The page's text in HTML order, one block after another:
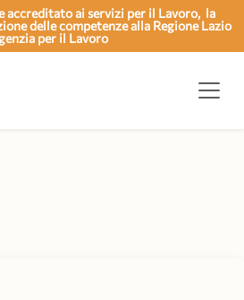
accreditato ai servizi per il Lavoro, la
delle competenze alla Regione Lazio
per il Lavoro